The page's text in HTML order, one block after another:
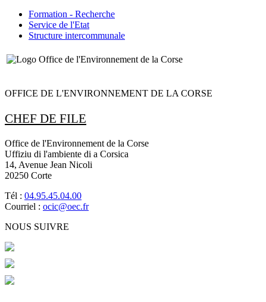
Formation - Recherche
Service de l'Etat
Structure intercommunale
OFFICE DE L'ENVIRONNEMENT DE LA CORSE
CHEF DE FILE
Office de l'Environnement de la Corse
Uffiziu di l'ambiente di a Corsica
14, Avenue Jean Nicoli
20250 Corte
Tél : 04.95.45.04.00
Courriel : ocic@oec.fr
NOUS SUIVRE